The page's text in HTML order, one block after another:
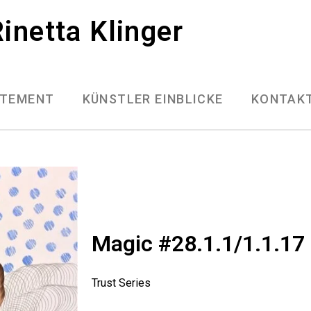
Klinger
KÜNSTLER EINBLICKE
Magic #28.1.1/1.1.17
Trust Series